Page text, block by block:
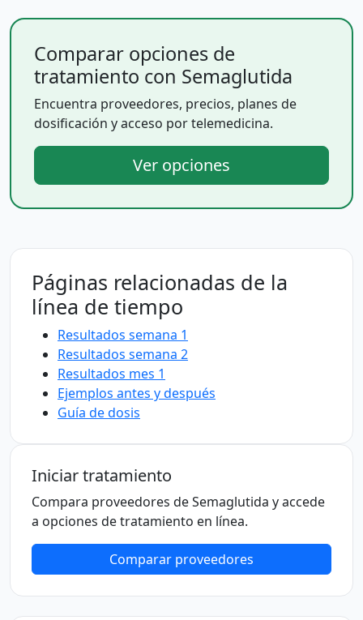
Comparar opciones de
tratamiento con Semaglutida
Encuentra proveedores, precios, planes de
dosificación y acceso por telemedicina.
Ver opciones
Páginas relacionadas de la
línea de tiempo
Resultados semana 1
Resultados semana 2
Resultados mes 1
Ejemplos antes y después
Guía de dosis
Iniciar tratamiento
Compara proveedores de Semaglutida y accede
a opciones de tratamiento en línea.
Comparar proveedores